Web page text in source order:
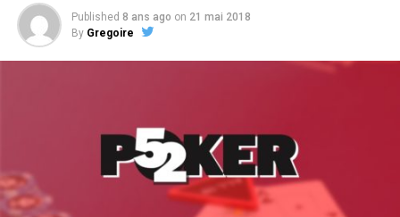
Published 8 ans ago on 21 mai 2018
By Gregoire